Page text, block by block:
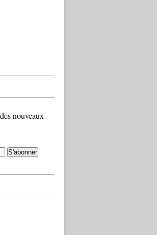
nouveaux